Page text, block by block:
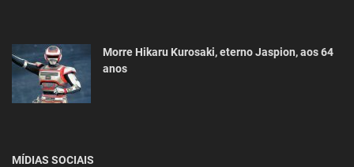
Morre Hikaru Kurosaki, eterno Jaspion, aos 64
anos
MÍDIAS SOCIAIS